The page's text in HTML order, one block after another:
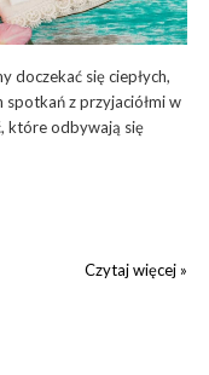
doczekać się ciepłych,
spotkań z przyjaciółmi w
które odbywają się
Czytaj więcej »